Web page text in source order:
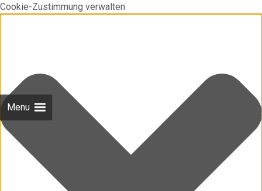
Cookie-Zustimmung verwalten
Menu